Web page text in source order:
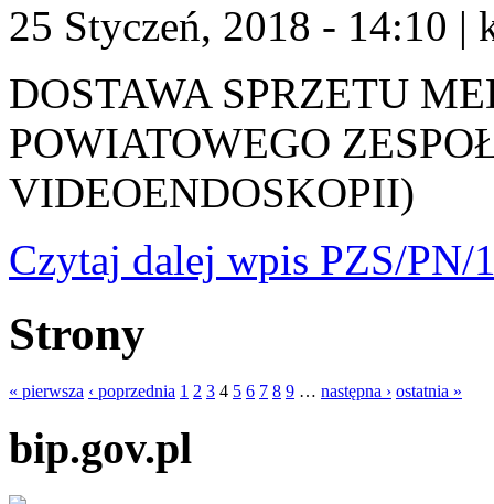
25 Styczeń, 2018 - 14:10 |
DOSTAWA SPRZETU
POWIATOWEGO
VIDEOENDOSKOPII)
Czytaj dalej wpis PZS/PN/
Strony
« pierwsza ‹ poprzednia 1 2 3 4 5 6 7 8 9 … następna › ostatnia »
bip.gov.pl